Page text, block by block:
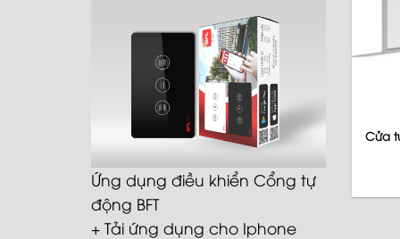
Ứng dụng điều khiển Cổng tự
động BFT
+ Tải ứng dụng cho Iphone
Cửa